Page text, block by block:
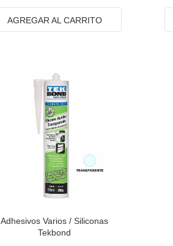
AGREGAR AL CARRITO
Adhesivos Varios /Siliconas
Tekbond